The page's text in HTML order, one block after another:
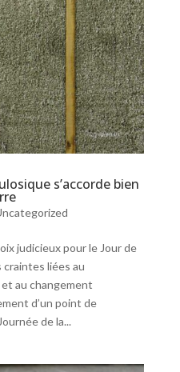
s’accorde bien
judicieux pour le Jour de
liées au
au changement
d’un point de
de la...